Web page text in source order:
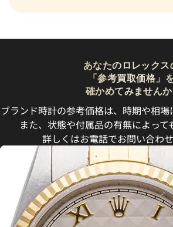
あなたのロレックス
「参考買取価格」
確かめてみませんか
ブランド時計の参考価格は、時期や相場
また、状態や付属品の有無によって
詳しくはお電話でお問い合わせ